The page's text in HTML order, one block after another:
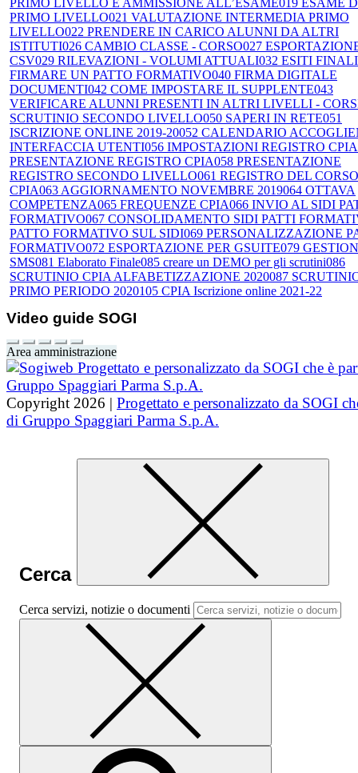
PRIMO LIVELLO021 VALUTAZIONE INTERMEDIA PRIMO
LIVELLO022 PRENDERE IN CARICO ALUNNI DA ALTRI
ISTITUTI026 CAMBIO CLASSE - CORSO027
CSV029 RILEVAZIONI - VOLUMI ATTUALI032 ESITI FINALI
FIRMARE UN PATTO FORMATIVO040 FIRMA DIGITALE
DOCUMENTI042 COME IMPOSTARE IL SUPPLENTE043
VERIFICARE ALUNNI PRESENTI IN ALTRI LIVELLI -
SCRUTINIO SECONDO LIVELLO050 SAPERI IN RETE051
ISCRIZIONE ONLINE 2019-20052 CALENDARIO
INTERFACCIA UTENTI056 IMPOSTAZIONI REGISTRO CPIA
PRESENTAZIONE REGISTRO CPIA058 PRESENTAZIONE
REGISTRO SECONDO LIVELLO061 REGISTRO DEL CORSO
CPIA063 AGGIORNAMENTO NOVEMBRE 2019064 OTTAVA
COMPETENZA065 FREQUENZE CPIA066 INVIO AL SIDI
FORMATIVO067 CONSOLIDAMENTO SIDI PATTI
PATTO FORMATIVO SUL SIDI069 PERSONALIZZAZIONE
FORMATIVO072 ESPORTAZIONE PER GSUITE079
SMS081 Elaborato Finale085 creare un DEMO per gli scrutini086
SCRUTINIO CPIA ALFABETIZZAZIONE 2020087
PRIMO PERIODO 2020105 CPIA Iscrizione online 2021-22
Video guide SOGI
Area amministrazione
Copyright 2026 | Progettato e personalizzato da SOGI
di Gruppo Spaggiari Parma S.p.A.
Cerca
Cerca servizi, notizie o documenti